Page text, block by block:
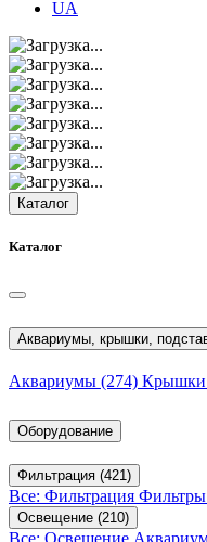
UA
Каталог
Каталог
Аквариумы, крышки,
Аквариумы (274) Крышки
Оборудование
Фильтрация (421)
Все: Фильтрация Фильтры
Освещение (210)
Все: Освещение